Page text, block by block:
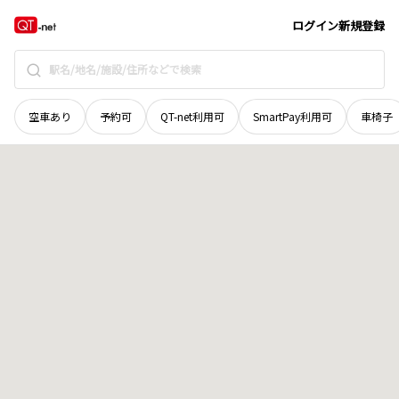
ログイン新規登録
空車あり 予約可 QT-net利用可 SmartPay利用可 車椅子
奈良県